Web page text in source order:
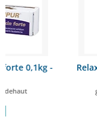
Relax Biocare
gesunde Haut &